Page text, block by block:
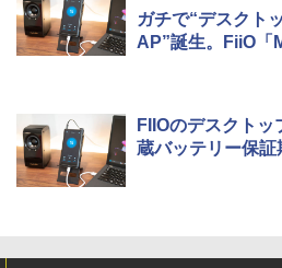
ガチで“デスクト
AP”誕生。FiiO「
FIIOのデスクト
蔵バッテリー保